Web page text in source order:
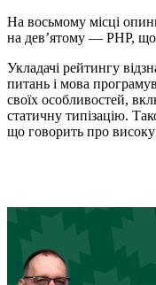
На восьмому місці
на дев’ятому — PHP,
Укладачі рейтингу
питань і мова
своїх особливостей,
статичну типізацію.
що говорить про високу